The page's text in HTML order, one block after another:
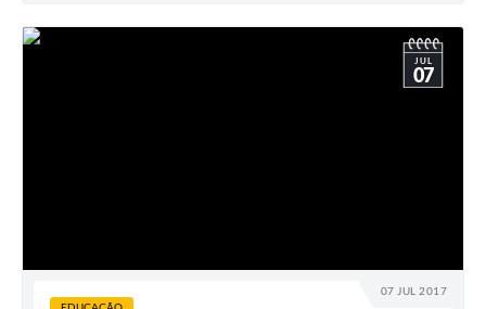
07 JUL 2017
JUL
07